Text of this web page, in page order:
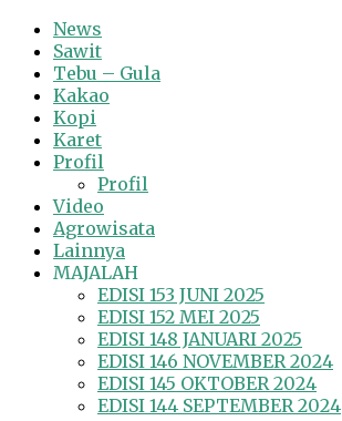
News
Sawit
Tebu – Gula
Kakao
Kopi
Karet
Profil
Profil
Video
Agrowisata
Lainnya
MAJALAH
EDISI 153 JUNI 2025
EDISI 152 MEI 2025
EDISI 148 JANUARI 2025
EDISI 146 NOVEMBER 2024
EDISI 145 OKTOBER 2024
EDISI 144 SEPTEMBER 2024